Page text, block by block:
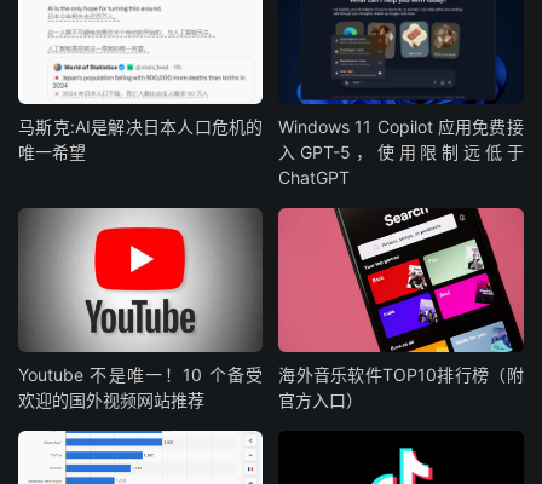
马斯克:AI是解决日本人口危机的
唯一希望
Windows 11 Copilot 应用免费接
入GPT-5，使用限制远低于
ChatGPT
Youtube 不是唯一！10 个备受
欢迎的国外视频网站推荐
海外音乐软件TOP10排行榜（附
官方入口）